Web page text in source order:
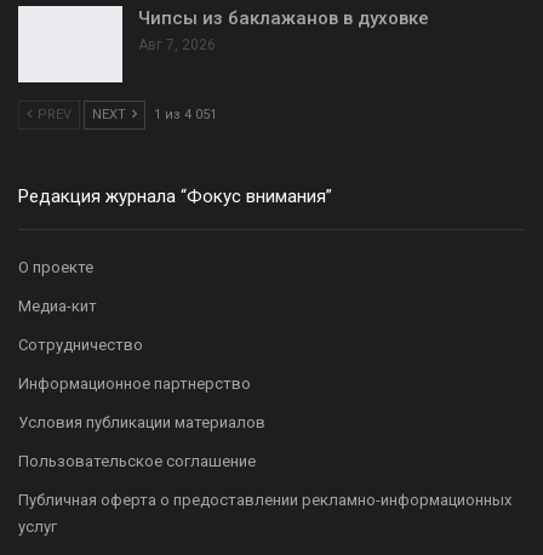
Чипсы из баклажанов в духовке
Авг 7, 2026
PREV NEXT 1 из 4 051
Редакция журнала “Фокус внимания”
О проекте
Медиа-кит
Сотрудничество
Информационное партнерство
Условия публикации материалов
Пользовательское соглашение
Публичная оферта о предоставлении рекламно-информационных
услуг